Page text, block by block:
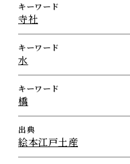
キーワード
寺社
キーワード
水
キーワード
橋
出典
絵本江戸土産